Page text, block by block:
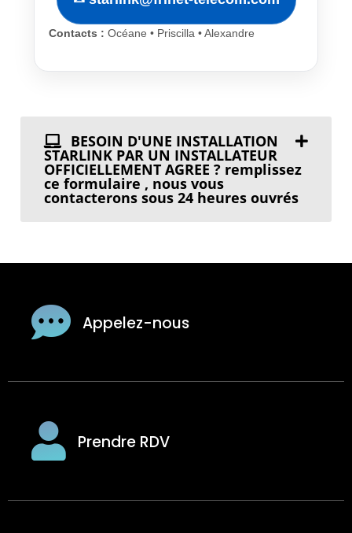
Contacts : Océane • Priscilla • Alexandre
BESOIN D'UNE INSTALLATION
STARLINK PAR UN INSTALLATEUR
OFFICIELLEMENT AGREE ? remplissez
ce formulaire , nous vous
contacterons sous 24 heures ouvrés
Appelez-nous
Prendre RDV